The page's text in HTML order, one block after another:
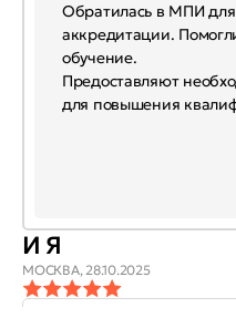
Обратилась в МПИ
аккредитации.
обучение.
Предоставляют
для повышения
И Я
МОСКВА,28.10.2025